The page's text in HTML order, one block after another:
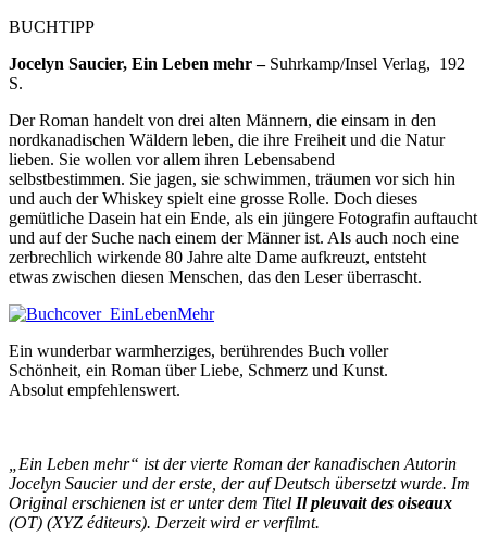
BUCHTIPP
Jocelyn Saucier, Ein Leben mehr – Suhrkamp/Insel Verlag, 192
S.
Der Roman handelt von drei alten Männern, die einsam in den
nordkanadischen Wäldern leben, die ihre Freiheit und die Natur
lieben. Sie wollen vor allem ihren Lebensabend
selbstbestimmen. Sie jagen, sie schwimmen, träumen vor sich hin
und auch der Whiskey spielt eine grosse Rolle. Doch dieses
gemütliche Dasein hat ein Ende, als ein jüngere Fotografin auftaucht
und auf der Suche nach einem der Männer ist. Als auch noch eine
zerbrechlich wirkende 80 Jahre alte Dame aufkreuzt, entsteht
etwas zwischen diesen Menschen, das den Leser überrascht.
Ein wunderbar warmherziges, berührendes Buch voller
Schönheit, ein Roman über Liebe, Schmerz und Kunst.
Absolut empfehlenswert.
„Ein Leben mehr“ ist der vierte Roman der kanadischen Autorin
Jocelyn Saucier und der erste, der auf Deutsch übersetzt wurde. Im
Original erschienen ist er unter dem Titel Il pleuvait des oiseaux
(OT) (XYZ éditeurs). Derzeit wird er verfilmt.